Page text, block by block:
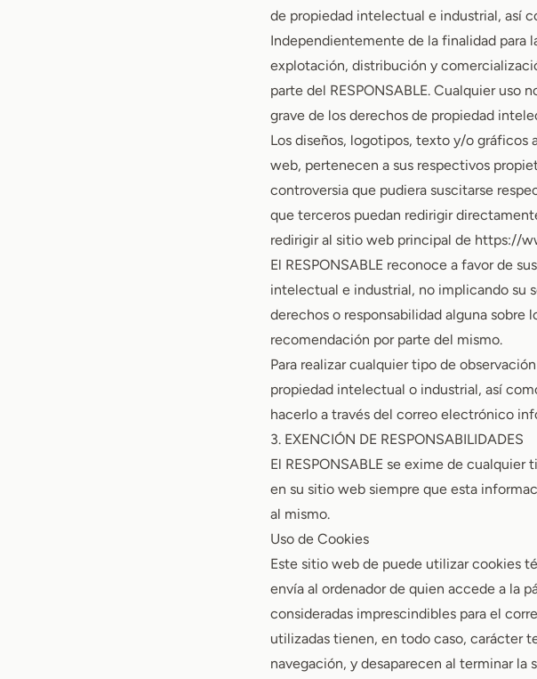
de propiedad intelectual e industrial, así
Independientemente de la finalidad para
explotación, distribución y
parte del RESPONSABLE. Cualquier
grave de los derechos de propiedad
Los diseños, logotipos, texto y/o gráficos
web, pertenecen a sus respectivos
controversia que pudiera suscitarse
que terceros puedan redirigir
redirigir al sitio web principal de https://
El RESPONSABLE reconoce a favor de
intelectual e industrial, no implicando su
derechos o responsabilidad alguna
recomendación por parte del mismo.
Para realizar cualquier tipo de
propiedad intelectual o industrial, así
hacerlo a través del correo electrónico
3. EXENCIÓN DE RESPONSABILIDADES
El RESPONSABLE se exime de
en su sitio web siempre que esta
al mismo.
Uso de Cookies
Este sitio web de puede utilizar cookies
envía al ordenador de quien accede a la
consideradas imprescindibles para el
utilizadas tienen, en todo caso, carácter
navegación, y desaparecen al terminar la